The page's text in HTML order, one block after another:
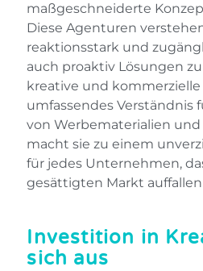
maßgeschneiderte
Diese Agenturen
reaktionsstark und
auch proaktiv Lösungen
kreative und kommerzielle
umfassendes Verständnis
von Werbematerialien und
macht sie zu einem
für jedes Unternehmen,
gesättigten Markt
Investition in
sich aus